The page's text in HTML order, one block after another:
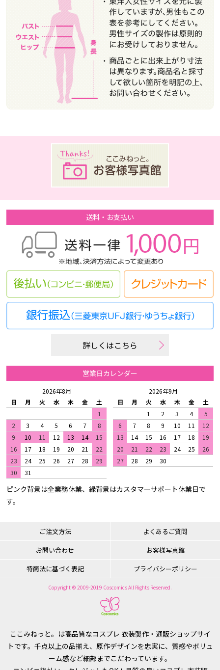
送料・お支払い
詳しくはこちら
営業日カレンダー
2026年8月
日
月 火 水 木 金
土
1
2
3 4 5 6 7
8
9
10 11 12 13 14
15
16
17 18 19 20 21
22
23
24 25 26 27 28
29
30
31
2026年9月
日
月 火 水 木 金
土
1
2 3 4
5
6
7 8 9 10 11
12
13
14 15 16 17 18
19
20
21 22 23 24 25
26
27
28 29 30
ピンク背景は全業務休業、緑背景はカスタマーサポート休業日で
す。
ご注文方法
よくあるご質問
お問い合わせ
お客様写真館
特商法に基づく表記
プライバシーポリシー
Copyright © 2009-2019 Coscomics All Rights Reserved.
ここみねっと。は高品質なコスプレ 衣装製作・通販ショップサイ
トです。千点以上の品揃え、原作デザインを忠実に、質感やボリュ
ーム感など細部までこだわっています。